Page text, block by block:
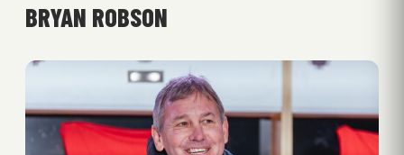
BRYAN ROBSON